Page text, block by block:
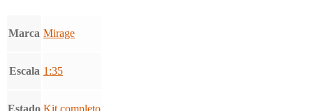
Marca Mirage
Escala 1:35
Estado Kit completo